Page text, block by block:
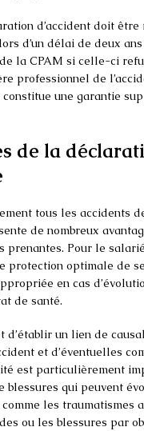
d’accident doit être
d’un délai de deux
la CPAM si celle-ci
professionnel de
une garantie
de la
tous les accidents
de nombreux
prenantes. Pour le
protection optimale de
en cas
de santé.
d’établir un lien de
et d’éventuelles
est particulièrement
blessures qui peuvent
les traumatismes
ou les blessures par